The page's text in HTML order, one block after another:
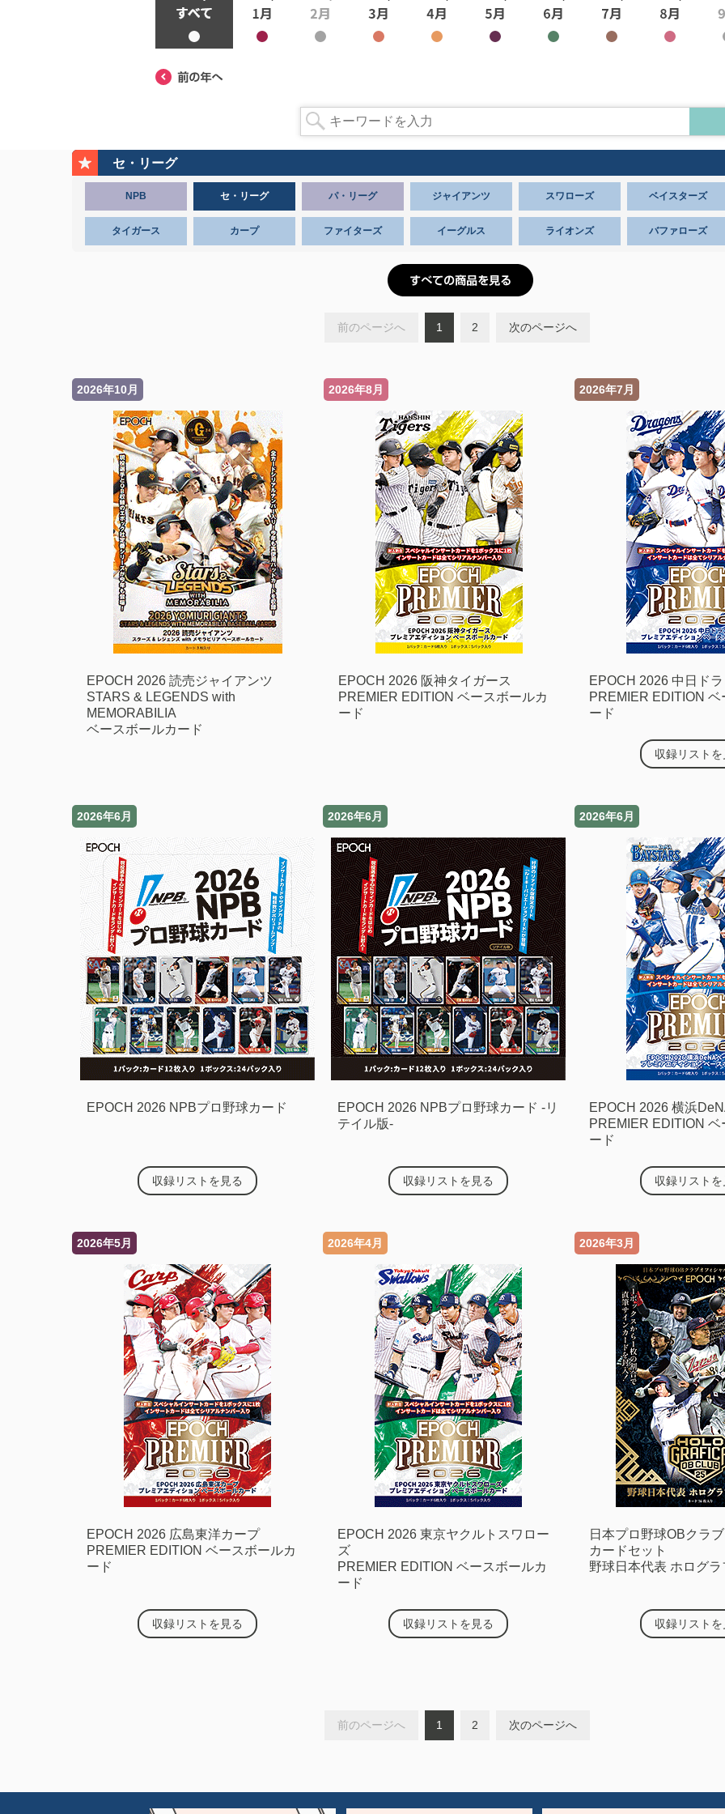
セ・リーグ
NPB セ・リーグ パ・リーグ ジャイアンツ スワローズ ベイスターズ
タイガース カープ ファイターズ イーグルス ライオンズ バファローズ
前のページへ 1 2 次のページへ
2026年10月
EPOCH 2026 読売ジャイアンツ
STARS & LEGENDS with
MEMORABILIA
ベースボールカード
2026年8月
EPOCH 2026 阪神タイガース
PREMIER EDITION ベースボールカ
ード
2026年7月
EPOCH 2026 中日ド
PREMIER EDITION
ード
収録リスト
2026年6月
EPOCH 2026 NPBプロ野球カード
収録リストを見る
2026年6月
EPOCH 2026 NPBプロ野球カード -リ
テイル版-
収録リストを見る
2026年6月
EPOCH 2026 横浜
PREMIER EDITION
ード
収録リスト
2026年5月
EPOCH 2026 広島東洋カープ
PREMIER EDITION ベースボールカ
ード
収録リストを見る
2026年4月
EPOCH 2026 東京ヤクルトスワロー
ズ
PREMIER EDITION ベースボールカ
ード
収録リストを見る
2026年3月
日本プロ野球OBクラ
カードセット
野球日本代表 ホログ
収録リスト
前のページへ 1 2 次のページへ